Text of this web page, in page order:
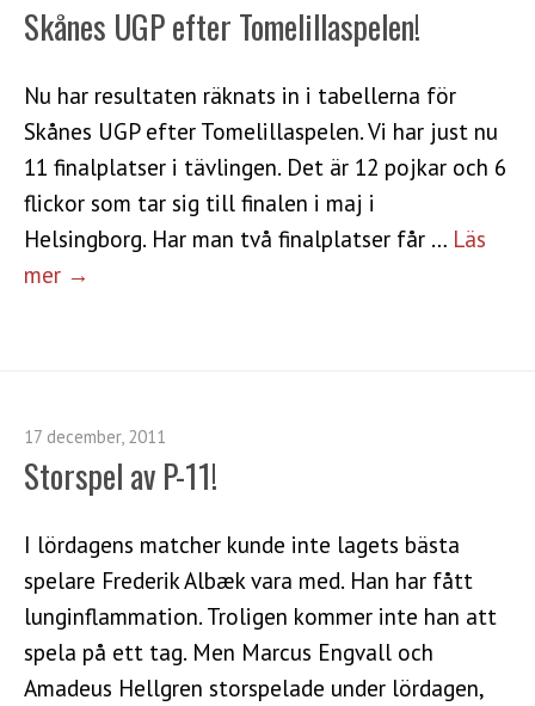
Skånes UGP efter Tomelillaspelen!
Nu har resultaten räknats in i tabellerna för
Skånes UGP efter Tomelillaspelen. Vi har just nu
11 finalplatser i tävlingen. Det är 12 pojkar och 6
flickor som tar sig till finalen i maj i
Helsingborg. Har man två finalplatser får … Läs
mer →
17 december, 2011
Storspel av P-11!
I lördagens matcher kunde inte lagets bästa
spelare Frederik Albæk vara med. Han har fått
lunginflammation. Troligen kommer inte han att
spela på ett tag. Men Marcus Engvall och
Amadeus Hellgren storspelade under lördagen,